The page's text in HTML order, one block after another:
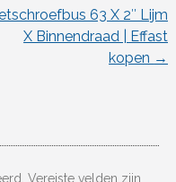
63 X 2″ Lijm
X Binnendraad | Effast
kopen →
Vereiste velden zijn